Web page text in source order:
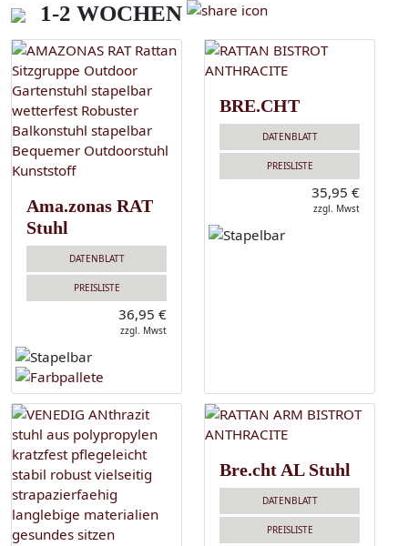
1-2 WOCHEN
Ama.zonas RAT
Stuhl
DATENBLATT
PREISLISTE
36,95 €
zzgl. Mwst
BRE.CHT
DATENBLATT
PREISLISTE
35,95 €
zzgl. Mwst
Bre.cht AL Stuhl
DATENBLATT
PREISLISTE